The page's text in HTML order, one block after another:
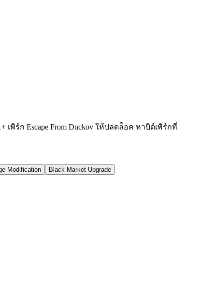
ร์ก Escape From Duckov ให้ปลดล็อค หาบิด์เพิร์กที่
Modification Black Market Upgrade